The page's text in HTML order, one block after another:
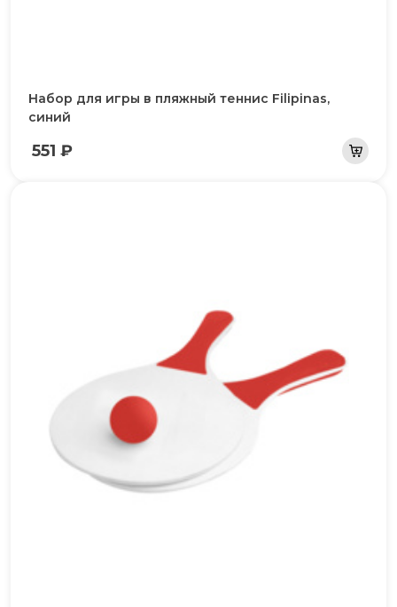
Набор для игры в пляжный теннис Filipinas,
синий
551 ₽